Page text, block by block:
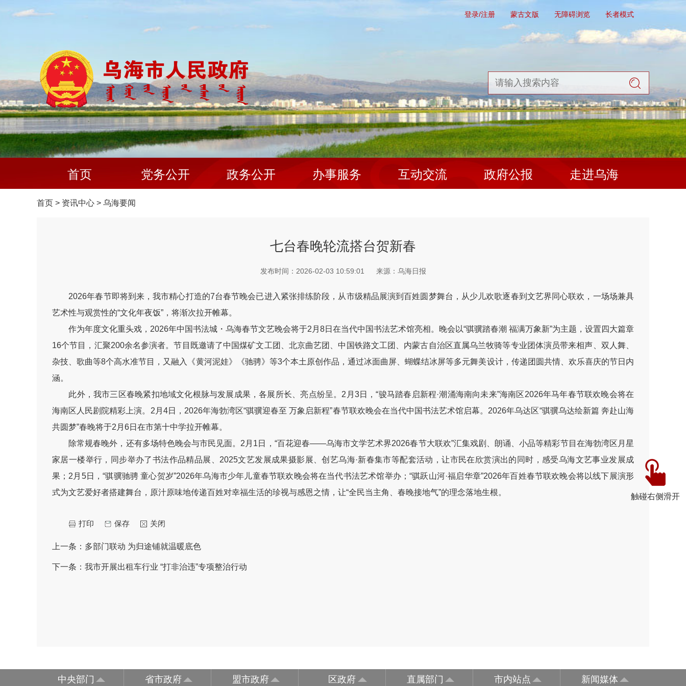
登录/注册 蒙古文版 无障碍浏览 长者模式
首页 党务公开 政务公开 办事服务 互动交流 政府公报 走进乌海
触碰右侧滑开
首页 > 资讯中心 > 乌海要闻
七台春晚轮流搭台贺新春
发布时间：2026-02-03 10:59:01 来源：乌海日报
2026年春节即将到来，我市精心打造的7台春节晚会已进入紧张排练阶段，从市级精品展演到百姓圆梦舞台，从少儿欢歌逐春到文艺界同心联欢，一场场兼具
艺术性与观赏性的“文化年夜饭”，将渐次拉开帷幕。
作为年度文化重头戏，2026年中国书法城・乌海春节文艺晚会将于2月8日在当代中国书法艺术馆亮相。晚会以“骐骥踏春潮 福满万象新”为主题，设置四大篇章
16个节目，汇聚200余名参演者。节目既邀请了中国煤矿文工团、北京曲艺团、中国铁路文工团、内蒙古自治区直属乌兰牧骑等专业团体演员带来相声、双人舞、
杂技、歌曲等8个高水准节目，又融入《黄河泥娃》《驰骋》等3个本土原创作品，通过冰面曲屏、蝴蝶结冰屏等多元舞美设计，传递团圆共情、欢乐喜庆的节日内
涵。
此外，我市三区春晚紧扣地域文化根脉与发展成果，各展所长、亮点纷呈。2月3日，“骏马踏春启新程·潮涌海南向未来”海南区2026年马年春节联欢晚会将在
海南区人民剧院精彩上演。2月4日，2026年海勃湾区“骐骥迎春至 万象启新程”春节联欢晚会在当代中国书法艺术馆启幕。2026年乌达区“骐骥乌达绘新篇 奔赴山海
共圆梦”春晚将于2月6日在市第十中学拉开帷幕。
除常规春晚外，还有多场特色晚会与市民见面。2月1日，“百花迎春——乌海市文学艺术界2026春节大联欢”汇集戏剧、朗诵、小品等精彩节目在海勃湾区月星
家居一楼举行，同步举办了书法作品精品展、2025文艺发展成果摄影展、创艺乌海·新春集市等配套活动，让市民在欣赏演出的同时，感受乌海文艺事业发展成
果；2月5日，“骐骥驰骋 童心贺岁”2026年乌海市少年儿童春节联欢晚会将在当代书法艺术馆举办；“骐跃山河·福启华章”2026年百姓春节联欢晚会将以线下展演形
式为文艺爱好者搭建舞台，原汁原味地传递百姓对幸福生活的珍视与感恩之情，让“全民当主角、春晚接地气”的理念落地生根。
关闭
保存
打印
上一条： 多部门联动 为归途铺就温暖底色
下一条： 我市开展出租车行业 “打非治违”专项整治行动
中央部门 省市政府 盟市政府 区政府 直属部门 市内站点 新闻媒体